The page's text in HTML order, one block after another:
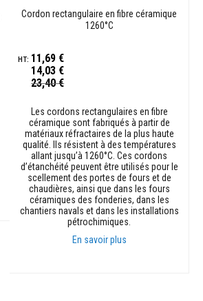
Cordon rectangulaire en fibre céramique
1260°C
Spécial
14,03 €
11,69 €
23,40 €
Les cordons rectangulaires en fibre
céramique sont fabriqués à partir de
matériaux réfractaires de la plus haute
qualité. Ils résistent à des températures
allant jusqu’à 1260°C. Ces cordons
d’étanchéité peuvent être utilisés pour le
scellement des portes de fours et de
chaudières, ainsi que dans les fours
céramiques des fonderies, dans les
chantiers navals et dans les installations
pétrochimiques.
En savoir plus